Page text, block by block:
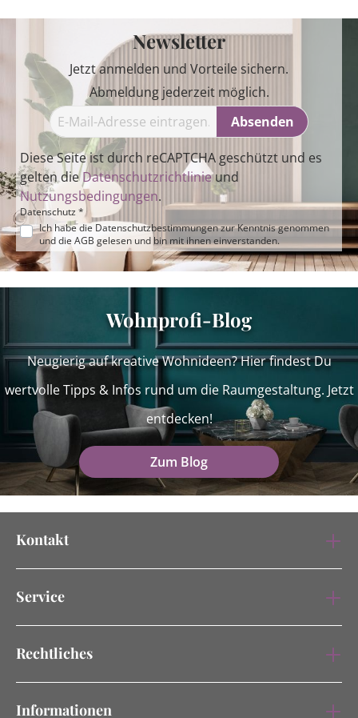
Newsletter
Jetzt anmelden und Vorteile sichern.
Abmeldung jederzeit möglich.
Absenden
Diese Seite ist durch reCAPTCHA geschützt und es
gelten dieDatenschutzrichtlinieund
Nutzungsbedingungen.
Datenschutz *
Ich habe die Datenschutzbestimmungenzur Kenntnis genommen
und die AGB gelesen und bin mit ihnen einverstanden.
Wohnprofi-Blog
Neugierig auf kreative Wohnideen? Hier findest Du
wertvolle Tipps & Infos rund um die Raumgestaltung. Jetzt
entdecken!
Zum Blog
Kontakt
Service
Rechtliches
Informationen